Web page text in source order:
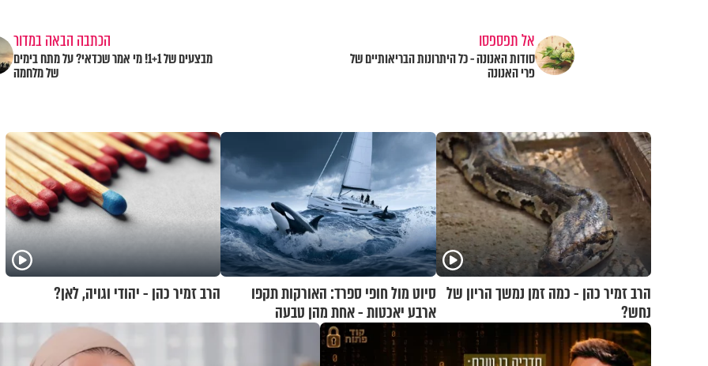
אל תפספסו
סודות האנונה - כל היתרונות הבריאותיים של
פרי האנונה
הכתבה הבאה במדור
מבצעים של 1+1! מי אמר שכדאי? על מתח בימים
של מלחמה
הרב זמיר כהן - כמה זמן נמשך הריון של
נחש?
סיוט מול חופי ספרד: האורקות תקפו
ארבע יאכטות - אחת מהן טבעה
הרב זמיר כהן - יהודי וגויה, לאן?